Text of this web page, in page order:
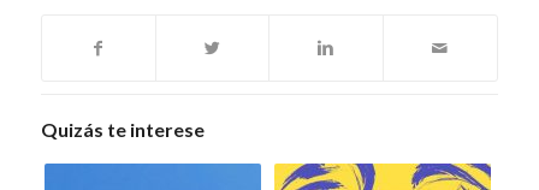
Quizás te interese